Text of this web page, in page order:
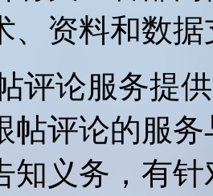
、资料和数
评论服务提
帖评论的服
知义务，有